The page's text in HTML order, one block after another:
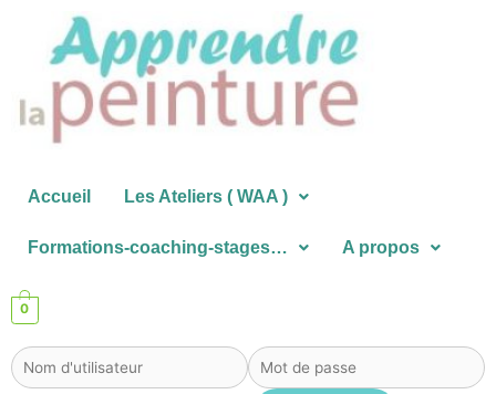
contenu
Accueil Les Ateliers ( WAA )
Formations-coaching-stages… A propos
0